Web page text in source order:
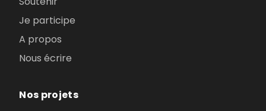
Je participe
A propos
Nous écrire
Nos projets